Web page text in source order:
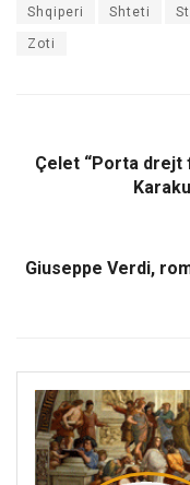
Shqiperi Shteti
Zoti
Çelet “Porta
Giuseppe Verdi,